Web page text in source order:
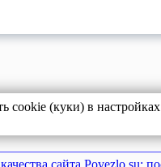
cookie (куки) в настройках